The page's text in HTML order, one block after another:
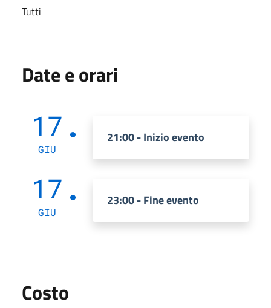
Tutti
Date e orari
17
GIU
21:00 - Inizio evento
17
GIU
23:00 - Fine evento
Costo